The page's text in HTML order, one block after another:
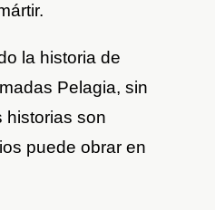
la historia de
Pelagia, sin
historias son
puede obrar en